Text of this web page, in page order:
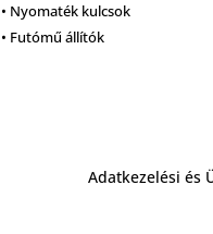
• Nyomaték kulcsok
• Futómű állítók
Adatkezelési és